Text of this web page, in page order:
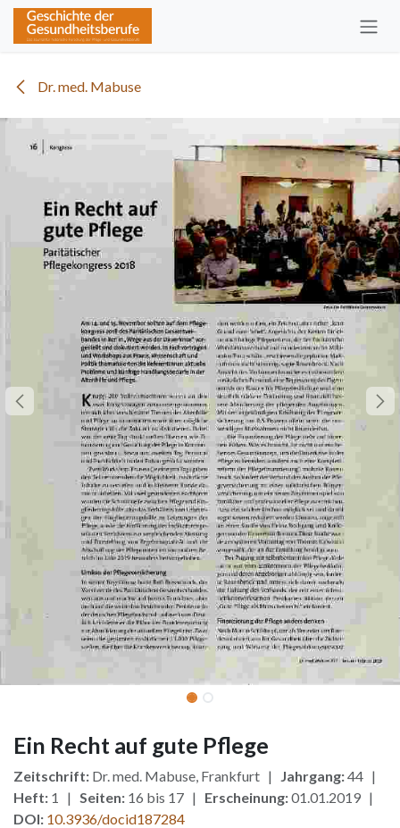
Zum Inhalt springen
Dr. med. Mabuse
Ein Recht auf gute Pflege
Zeitschrift: Dr. med. Mabuse, Frankfurt | Jahrgang:44 |
Heft: 1 | Seiten: 16 bis 17 | Erscheinung:01.01.2019 |
DOI: 10.3936/docid187284